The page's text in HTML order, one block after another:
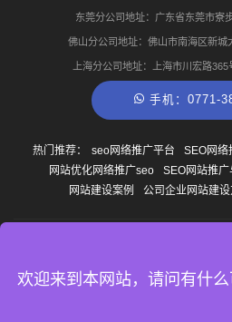
东莞分公司地址：广东省东莞市寮
佛山分公司地址：佛山市南海区新城
上海分公司地址：上海市川宏路
手机：0771-
热门推荐： seo网络推广平台 SEO网络
网站优化网络推广seo
SEO网站推
网站建设案例
公司企业网站建
14007327号-1
欢迎来到本网站，请问有什么